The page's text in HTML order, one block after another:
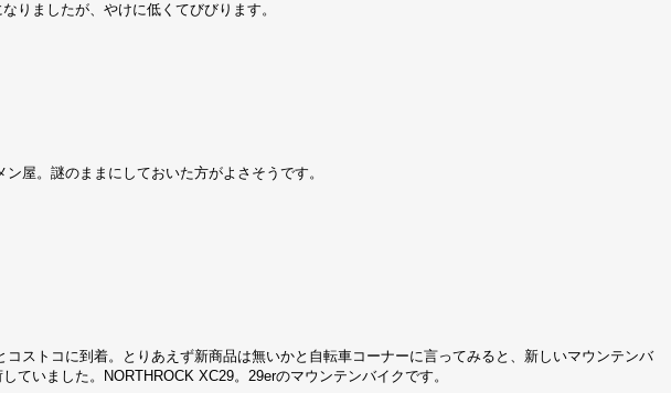
りましたが、やけに低くてびびります。
ン屋。謎のままにしておいた方がよさそうです。
コストコに到着。とりあえず新商品は無いかと自転車コーナーに言ってみると、新しいマウンテンバ
ていました。NORTHROCK XC29。29erのマウンテンバイクです。